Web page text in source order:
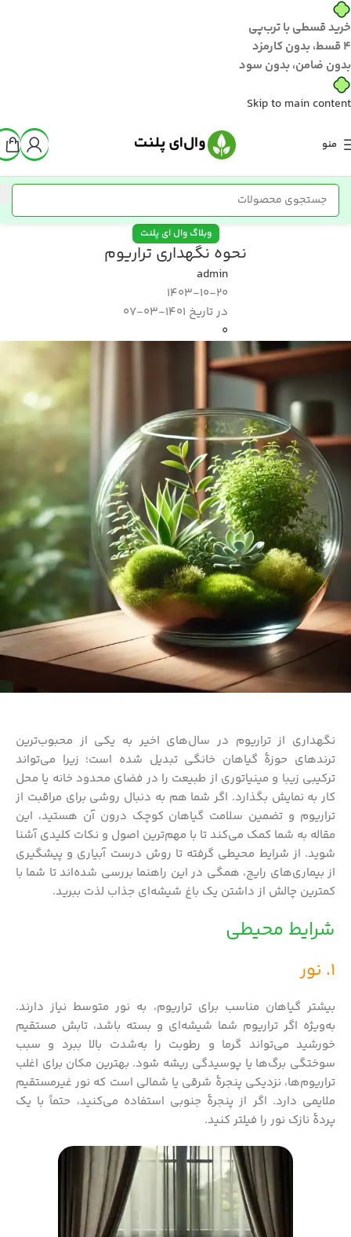
خرید قسطی با ترب‌پی
۴ قسط، بدون کارمزد
بدون ضامن، بدون سود
Skip to main content
منو
وبلاگ وال ای پلنت
نحوه نگهداری تراریوم
admin
1403-10-20
در تاریخ 1401-03-07
0
نگهداری از تراریوم در سال‌های اخیر به یکی از محبوب‌ترین
ترندهای حوزهٔ گیاهان خانگی تبدیل شده است؛ زیرا می‌تواند
ترکیبی زیبا و مینیاتوری از طبیعت را در فضای محدود خانه یا محل
کار به نمایش بگذارد. اگر شما هم به دنبال روشی برای مراقبت از
تراریوم و تضمین سلامت گیاهان کوچک درون آن هستید، این
مقاله به شما کمک می‌کند تا با مهم‌ترین اصول و نکات کلیدی آشنا
شوید. از شرایط محیطی گرفته تا روش درست آبیاری و پیشگیری
از بیماری‌های رایج، همگی در این راهنما بررسی شده‌اند تا شما با
کمترین چالش از داشتن یک باغ شیشه‌ای جذاب لذت ببرید.
شرایط محیطی
1. نور
بیشتر گیاهان مناسب برای تراریوم، به نور متوسط نیاز دارند.
به‌ویژه اگر تراریوم شما شیشه‌ای و بسته باشد، تابش مستقیم
خورشید می‌تواند گرما و رطوبت را به‌شدت بالا ببرد و سبب
سوختگی برگ‌ها یا پوسیدگی ریشه شود. بهترین مکان برای اغلب
تراریوم‌ها، نزدیکی پنجرهٔ شرقی یا شمالی است که نور غیرمستقیم
ملایمی دارد. اگر از پنجرهٔ جنوبی استفاده می‌کنید، حتماً با یک
پردهٔ نازک نور را فیلتر کنید.